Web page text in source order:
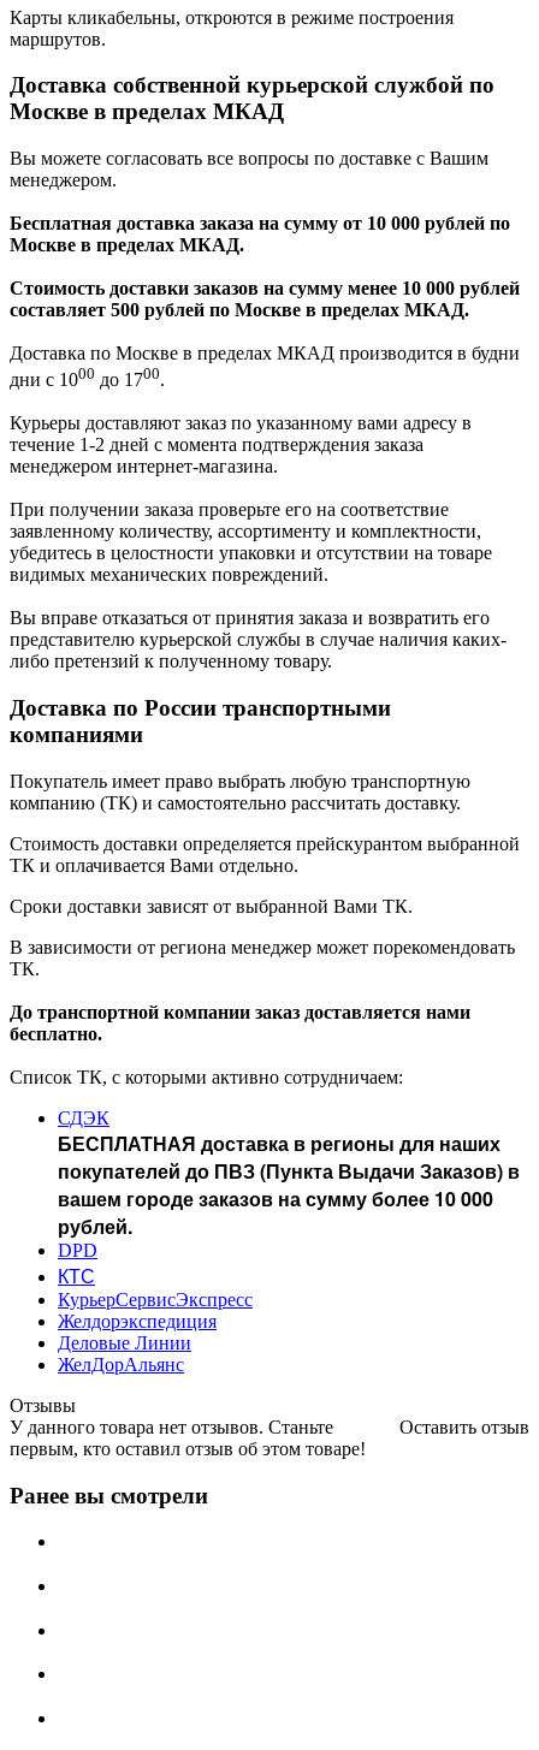
Карты кликабельны, откроются в режиме построения
маршрутов.
Доставка собственной курьерской службой по
Москве в пределах МКАД
Вы можете согласовать все вопросы по доставке с Вашим
менеджером.
Бесплатная доставка заказа на сумму от 10 000 рублей по
Москве в пределах МКАД.
Стоимость доставки заказов на сумму менее 10 000 рублей
составляет 500 рублей по Москве в пределах МКАД.
Доставка по Москве в пределах МКАД производится в будни
дни с 1000 до 1700.
Курьеры доставляют заказ по указанному вами адресу в
течение 1-2 дней с момента подтверждения заказа
менеджером интернет-магазина.
При получении заказа проверьте его на соответствие
заявленному количеству, ассортименту и комплектности,
убедитесь в целостности упаковки и отсутствии на товаре
видимых механических повреждений.
Вы вправе отказаться от принятия заказа и возвратить его
представителю курьерской службы в случае наличия каких-
либо претензий к полученному товару.
Доставка по России транспортными
компаниями
Покупатель имеет право выбрать любую транспортную
компанию (ТК) и самостоятельно рассчитать доставку.
Стоимость доставки определяется прейскурантом выбранной
ТК и оплачивается Вами отдельно.
Сроки доставки зависят от выбранной Вами ТК.
В зависимости от региона менеджер может порекомендовать
ТК.
До транспортной компании заказ доставляется нами
бесплатно.
Список ТК, с которыми активно сотрудничаем:
СДЭК
БЕСПЛАТНАЯ доставка в регионы для наших
покупателей до ПВЗ (Пункта Выдачи Заказов) в
вашем городе заказов на сумму более 10 000
рублей.
DPD
КТС
КурьерСервисЭкспресс
Желдорэкспедиция
Деловые Линии
ЖелДорАльянс
Отзывы
Оставить отзыв
У данного товара нет отзывов. Станьте
первым, кто оставил отзыв об этом товаре!
Ранее вы смотрели